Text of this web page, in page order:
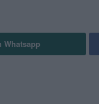
Whatsapp